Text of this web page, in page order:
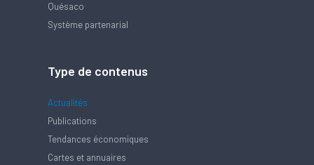
Quésaco
Système partenarial
Type de contenus
Actualités
Publications
Tendances économiques
Cartes et annuaires